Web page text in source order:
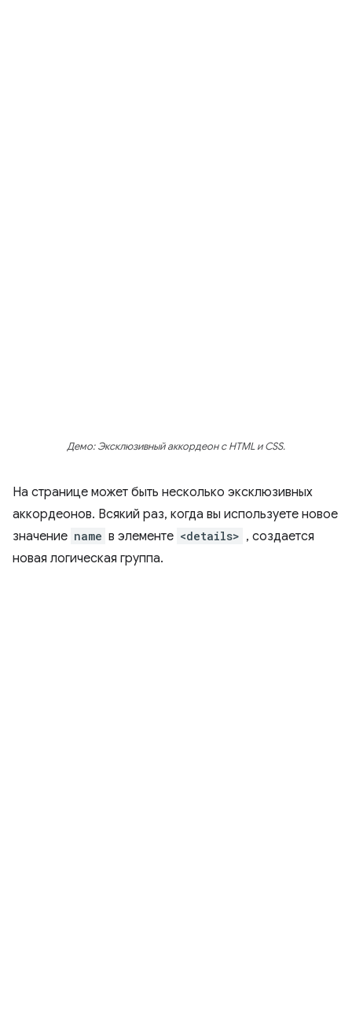
Демо: Эксклюзивный аккордеон с HTML и CSS.
На странице может быть несколько эксклюзивных
аккордеонов. Всякий раз, когда вы используете новое
значение name в элементе <details> , создается
новая логическая группа.